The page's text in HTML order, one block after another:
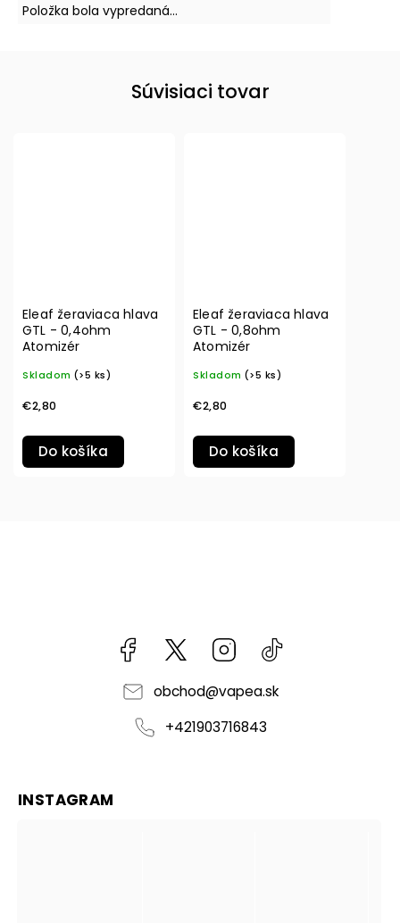
Položka bola vypredaná…
Súvisiaci tovar
Eleaf žeraviaca hlava
GTL - 0,4ohm
Atomizér
Skladom (>5 ks)
€2,80
Do košíka
Eleaf žeraviaca hlava
GTL - 0,8ohm
Atomizér
Skladom (>5 ks)
€2,80
Do košíka
Facebook kzifcak85131Instagram
obchod@vapea.sk
+421903716843
INSTAGRAM